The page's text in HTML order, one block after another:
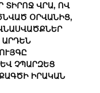
ՏԻՐՈՋ ՎՐԱ, ՈՎ
ՕՐՎԱՆԻՑ,
ԱՐԴԵՆ
ՉՊԱՐԶԵՑ
ԻՐԱԿԱՆ